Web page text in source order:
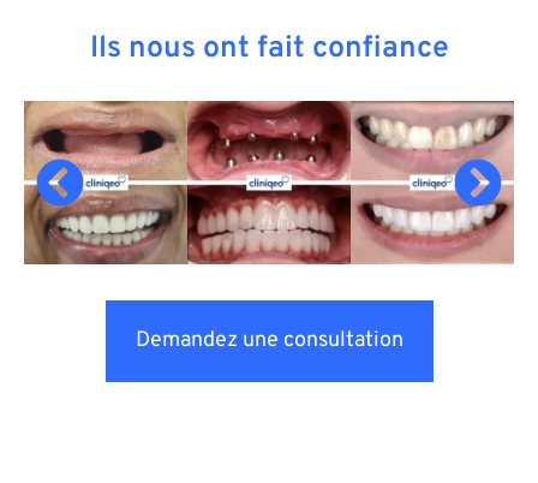
Ils nous ont fait confiance
Demandez une consultation